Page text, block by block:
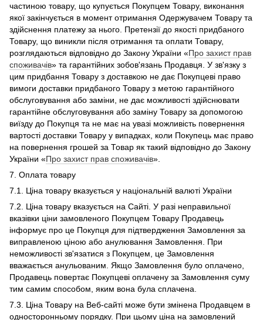
частиною товару, що купується Покупцем Товару, виконання
якої закінчується в момент отримання Одержувачем Товару та
здійснення платежу за нього. Претензії до якості придбаного
Товару, що виникли після отримання та оплати Товару,
розглядаються відповідно до Закону України «Про захист прав
споживачів» та гарантійних зобов'язань Продавця. У зв'язку з
цим придбання Товару з доставкою не дає Покупцеві право
вимоги доставки придбаного Товару з метою гарантійного
обслуговування або заміни, не дає можливості здійснювати
гарантійне обслуговування або заміну Товару за допомогою
виїзду до Покупця та не має на увазі можливість повернення
вартості доставки Товару у випадках, коли Покупець має право
на повернення грошей за Товар як такий відповідно до Закону
України «Про захист прав споживачів».
7. Оплата товару
7.1. Ціна товару вказується у національній валюті України
7.2. Ціна товару вказується на Сайті. У разі неправильної
вказівки ціни замовленого Покупцем Товару Продавець
інформує про це Покупця для підтвердження Замовлення за
виправленою ціною або анулювання Замовлення. При
неможливості зв'язатися з Покупцем, це Замовлення
вважається анульованим. Якщо Замовлення було оплачено,
Продавець повертає Покупцеві оплачену за Замовлення суму
тим самим способом, яким вона була сплачена.
7.3. Ціна Товару на Веб-сайті може бути змінена Продавцем в
односторонньому порядку. При цьому ціна на замовлений